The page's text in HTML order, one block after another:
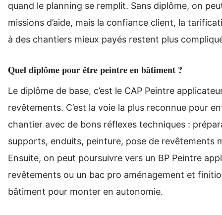
quand le planning se remplit. Sans diplôme, on
missions d’aide, mais la confiance client, la
à des chantiers mieux payés restent plus
Quel diplôme pour être peintre en bâtiment ?
Le diplôme de base, c’est le CAP Peintre
revêtements. C’est la voie la plus reconnue pour
chantier avec de bons réflexes techniques :
supports, enduits, peinture, pose de revêtements
Ensuite, on peut poursuivre vers un BP Peintre
revêtements ou un bac pro aménagement et
bâtiment pour monter en autonomie.